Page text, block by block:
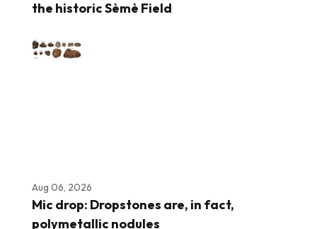
the historic Sèmè Field
Aug 06, 2026
Mic drop: Dropstones are, in fact,
polymetallic nodules